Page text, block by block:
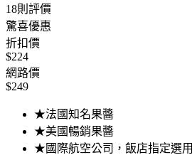
18則評價
驚喜優惠
折扣價
$224
網路價
$249
★法國知名果醬
★美國暢銷果醬
★國際航空公司，飯店指定選用